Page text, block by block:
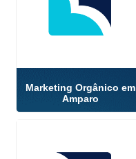
Marketing Orgânico em
Amparo